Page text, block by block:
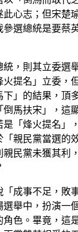
心志；但宋楚
參選總統是要蔡
，則其立委選
火提名」立委，
」的結果，頂
倒馬扶宋」，這
是「烽火提名」
親民黨當選的
民黨未獲其利
「成事不足，敗
舉中，扮演一
色。畢竟，這